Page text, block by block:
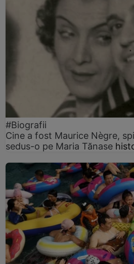
#Biografii
Cine a fost Maurice Nègre,
sedus-o pe Maria Tănase